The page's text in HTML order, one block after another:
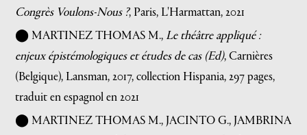
Congrès Voulons-Nous ?, Paris, L'Harmattan, 2021
⬤ MARTINEZ THOMAS M., Le théâtre appliqué :
enjeux épistémologiques et études de cas (Ed), Carnières
(Belgique), Lansman, 2017, collection Hispania, 297 pages,
traduit en espagnol en 2021
⬤ MARTINEZ THOMAS M., JACINTO G., JAMBRINA